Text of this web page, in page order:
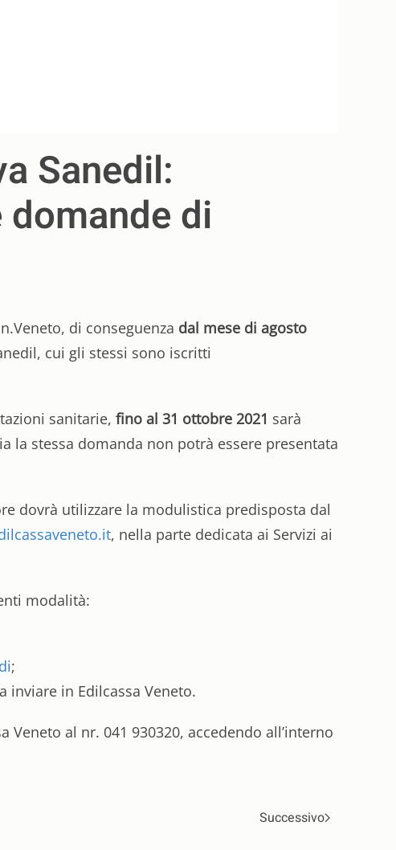
Sanedil:
di
di conseguenza dal mese di agosto
cui gli stessi sono iscritti
sanitarie, fino al 31 ottobre 2021 sarà
la stessa domanda non potrà essere presentata
dovrà utilizzare la modulistica predisposta dal
, nella parte dedicata ai Servizi ai
modalità:
;
inviare in Edilcassa Veneto.
al nr. 041 930320, accedendo all’interno
Successivo